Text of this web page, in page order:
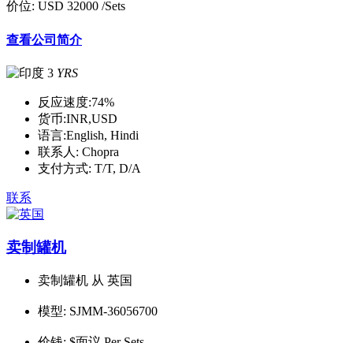
价位: USD 32000 /Sets
查看公司简介
3 YRS
反应速度:74%
货币:INR,USD
语言:English, Hindi
联系人: Chopra
支付方式: T/T, D/A
联系
卖制罐机
卖制罐机 从 英国
模型: SJMM-36056700